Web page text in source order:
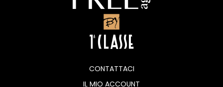
CONTATTACI
IL MIO ACCOUNT